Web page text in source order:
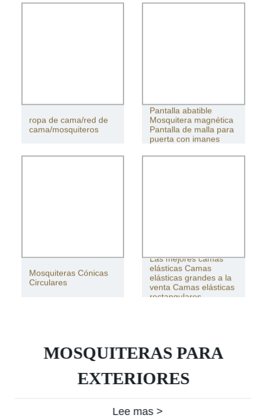
ropa de cama/red de
cama/mosquiteros
Pantalla abatible
Mosquitera magnética
Pantalla de malla para
puerta con imanes
Mosquiteras Cónicas
Circulares
Las mejores camas
elásticas Camas
elásticas grandes a la
venta Camas elásticas
rectangulares
MOSQUITERAS PARA
EXTERIORES
Lee mas >